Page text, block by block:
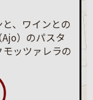
、ワインとの
）のパスタ
ッツァレラの